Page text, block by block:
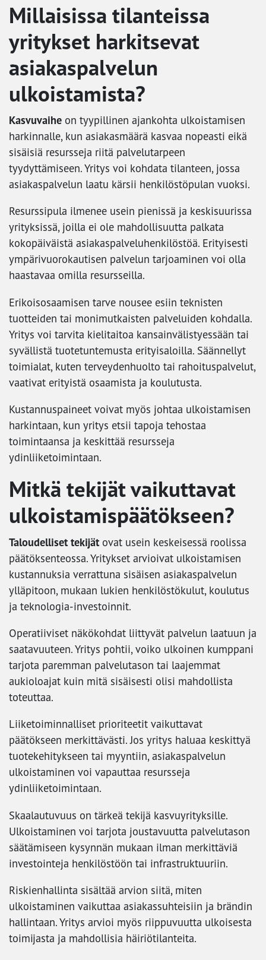
Millaisissa tilanteissa
yritykset harkitsevat
asiakaspalvelun
ulkoistamista?
Kasvuvaihe on tyypillinen ajankohta ulkoistamisen
harkinnalle, kun asiakasmäärä kasvaa nopeasti eikä
sisäisiä resursseja riitä palvelutarpeen
tyydyttämiseen. Yritys voi kohdata tilanteen, jossa
asiakaspalvelun laatu kärsii henkilöstöpulan vuoksi.
Resurssipula ilmenee usein pienissä ja keskisuurissa
yrityksissä, joilla ei ole mahdollisuutta palkata
kokopäiväistä asiakaspalveluhenkilöstöä. Erityisesti
ympärivuorokautisen palvelun tarjoaminen voi olla
haastavaa omilla resursseilla.
Erikoisosaamisen tarve nousee esiin teknisten
tuotteiden tai monimutkaisten palveluiden kohdalla.
Yritys voi tarvita kielitaitoa kansainvälistyessään tai
syvällistä tuotetuntemusta erityisaloilla. Säännellyt
toimialat, kuten terveydenhuolto tai rahoituspalvelut,
vaativat erityistä osaamista ja koulutusta.
Kustannuspaineet voivat myös johtaa ulkoistamisen
harkintaan, kun yritys etsii tapoja tehostaa
toimintaansa ja keskittää resursseja
ydinliiketoimintaan.
Mitkä tekijät vaikuttavat
ulkoistamispäätökseen?
Taloudelliset tekijätovat usein keskeisessä roolissa
päätöksenteossa. Yritykset arvioivat ulkoistamisen
kustannuksia verrattuna sisäisen asiakaspalvelun
ylläpitoon, mukaan lukien henkilöstökulut, koulutus
ja teknologia-investoinnit.
Operatiiviset näkökohdat liittyvät palvelun laatuun ja
saatavuuteen. Yritys pohtii, voiko ulkoinen kumppani
tarjota paremman palvelutason tai laajemmat
aukioloajat kuin mitä sisäisesti olisi mahdollista
toteuttaa.
Liiketoiminnalliset prioriteetit vaikuttavat
päätökseen merkittävästi. Jos yritys haluaa keskittyä
tuotekehitykseen tai myyntiin, asiakaspalvelun
ulkoistaminen voi vapauttaa resursseja
ydinliiketoimintaan.
Skaalautuvuus on tärkeä tekijä kasvuyrityksille.
Ulkoistaminen voi tarjota joustavuutta palvelutason
säätämiseen kysynnän mukaan ilman merkittäviä
investointeja henkilöstöön tai infrastruktuuriin.
Riskienhallinta sisältää arvion siitä, miten
ulkoistaminen vaikuttaa asiakassuhteisiin ja brändin
hallintaan. Yritys arvioi myös riippuvuutta ulkoisesta
toimijasta ja mahdollisia häiriötilanteita.